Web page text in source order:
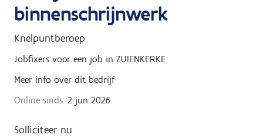
binnenschrijnwerk
Knelpuntberoep
Jobfixers voor een job in ZUIENKERKE
Meer info over dit bedrijf
Online sinds: 2 jun 2026
Solliciteer nu